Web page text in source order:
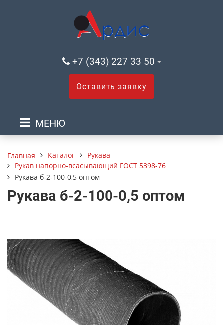
+7 (343) 227 33 50
Оставить заявку
МЕНЮ
Главная Каталог
Рукава
Рукав напорно-всасывающий ГОСТ 5398-76
Рукава б-2-100-0,5 оптом
Рукава б-2-100-0,5 оптом